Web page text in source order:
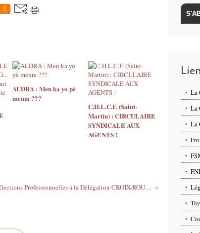
0
AUDRA : Men ka yo pè
menm ???
C.H.L.C.F. (Saint-
Martin) : CIRCULAIRE
SYNDICALE AUX
AGENTS !
Elections Professionnelles à la Délégation CROIX-ROUGE de Guadeloupe-Saint-Martin
La
La
La